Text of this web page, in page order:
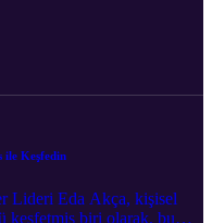
ile Keşfedin
Lideri Eda Akça, kişisel
keşfetmiş biri olarak, bu